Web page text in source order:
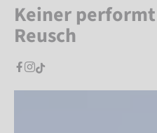
Keiner
Reusch